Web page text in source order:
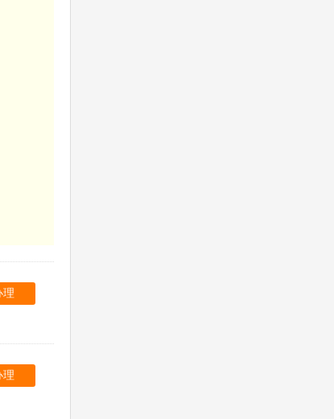
理
理